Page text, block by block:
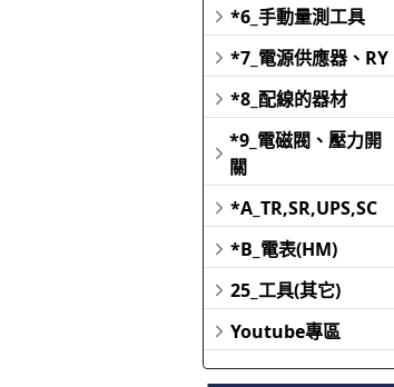
*6_手動量測工具
*7_電源供應器、RY
*8_配線的器材
*9_電磁閥、壓力開
關
*A_TR,SR,UPS,SC
*B_電表(HM)
25_工具(其它)
Youtube專區